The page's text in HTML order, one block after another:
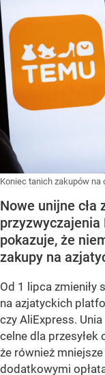
Koniec tanich zakupów
Nowe unijne cła
przyzwyczajenia
pokazuje, że
zakupy na
Od 1 lipca zmieniły
na azjatyckich
czy AliExpress.
celne dla
że również
dodatkowymi